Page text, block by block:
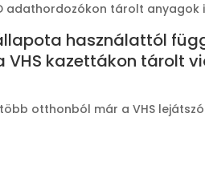
adathordozókon tárolt
használattól
VHS kazettákon tárolt
otthonból már a VHS